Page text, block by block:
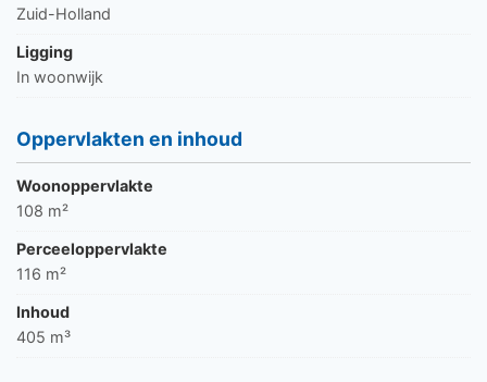
Zuid-Holland
Ligging
In woonwijk
Oppervlakten en inhoud
Woonoppervlakte
108 m²
Perceeloppervlakte
116 m²
Inhoud
405 m³